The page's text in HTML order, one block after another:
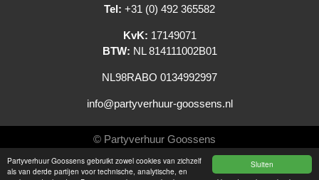
Sluiten
Partyverhuur Goossens gebruikt zowel cookies van zichzelf
als van derde partijen voor technische, analytische, en
Tel: +31 (0) 492 365582
KvK: 17149071
BTW: NL 814111002B01
NL98RABO 0134992997
info@partyverhuur-goossens.nl
© Partyverhuur Goossens
Algemene voorwaarden